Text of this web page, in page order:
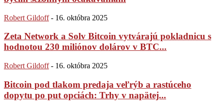
Robert Gildoff - 16. októbra 2025
Zeta Network a Solv Bitcoin vytvárajú pokladnicu s
hodnotou 230 miliónov dolárov v BTC...
Robert Gildoff - 16. októbra 2025
Bitcoin pod tlakom predaja veľrýb a rastúceho
dopytu po put opciách: Trhy v napätej...